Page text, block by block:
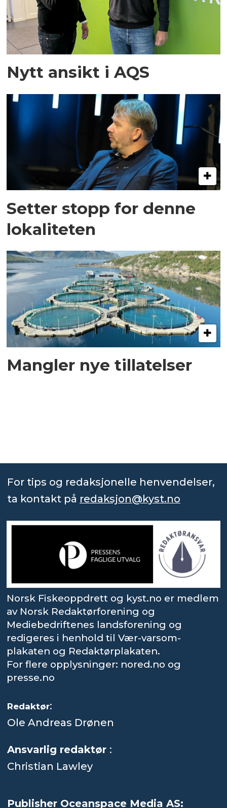
Nytt ansikt i AQS
Setter stopp for denne
lokaliteten
Mangler nye tillatelser
For tips og redaksjonelle henvendelser,
ta kontakt på redaksjon@kyst.no
Norsk Fiskeoppdrett og kyst.no er medlem
av Norsk Redaktørforening og
Mediebedriftenes landsforening og
redigeres i henhold til Vær-varsom-
plakaten og Redaktørplakaten.
For flere opplysninger: nored.no og
presse.no
Redaktør:
Ole Andreas Drønen
Ansvarlig redaktør :
Christian Lawley
Publisher Oceanspace Media AS: